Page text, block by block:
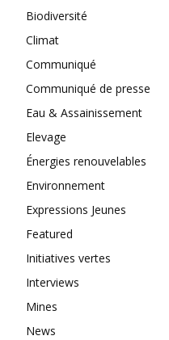
Biodiversité
Climat
Communiqué
Communiqué de presse
Eau & Assainissement
Elevage
Énergies renouvelables
Environnement
Expressions Jeunes
Featured
Initiatives vertes
Interviews
Mines
News